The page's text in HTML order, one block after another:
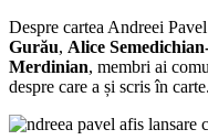
Despre cartea Andreei
Gurău, Alice
Merdinian, membri ai
despre care a și scris în carte.